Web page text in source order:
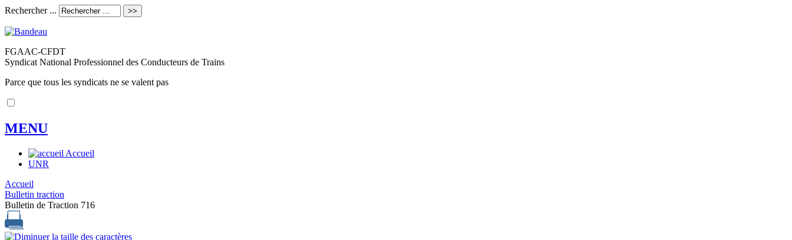
Rechercher ...
FGAAC-CFDT
Syndicat National Professionnel des Conducteurs de Trains
Parce que tous les syndicats ne se valent pas
MENU
Accueil
UNR
Accueil
Bulletin traction
Bulletin de Traction 716